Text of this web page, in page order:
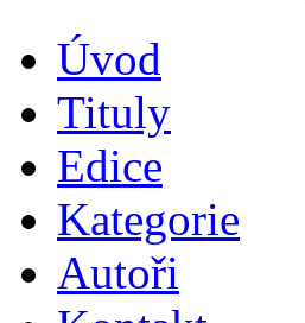
Úvod
Tituly
Edice
Kategorie
Autoři